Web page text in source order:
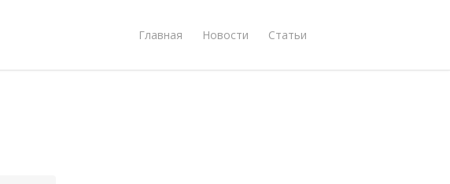
Главная Новости Статьи